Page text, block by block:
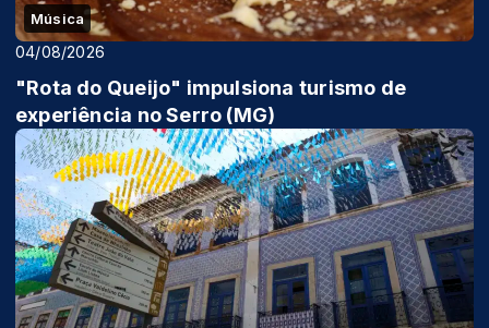
Música
04/08/2026
"Rota do Queijo" impulsiona turismo de
experiência no Serro (MG)